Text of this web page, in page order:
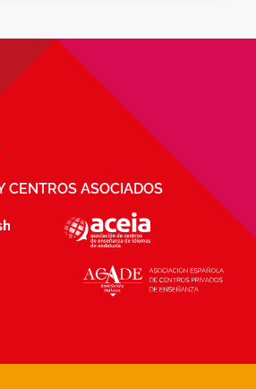
CENTROS ASOCIADOS